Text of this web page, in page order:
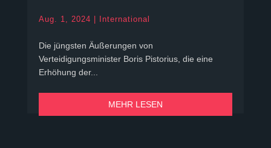
Aug. 1, 2024 International
Die jüngsten Äußerungen von
Verteidigungsminister Boris Pistorius, die eine
Erhöhung der...
MEHR LESEN